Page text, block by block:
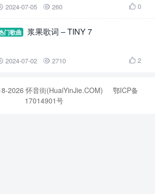
2024-07-05  260  0
门歌曲 浆果歌词 – TINY 7
2024-07-02  2710  2
2026 怀音街(HuaiYinJie.COM)
鄂ICP备
17014901号